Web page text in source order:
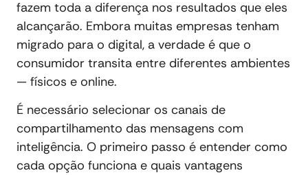
fazem toda a diferença nos resultados que eles
alcançarão. Embora muitas empresas tenham
migrado para o digital, a verdade é que o
consumidor transita entre diferentes ambientes
— físicos e online.
É necessário selecionar os canais de
compartilhamento das mensagens com
inteligência. O primeiro passo é entender como
cada opção funciona e quais vantagens